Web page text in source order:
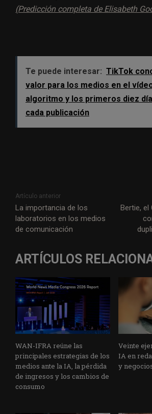
(Predicción completa de Elisabeth
Te puede interesar: TikTok
valor para los medios en el
algoritmo y los primeros diez
cada publicación
Artículo anterior
La importancia de los
laboratorios en los medios
de comunicación
Bertie, el
ARTÍCULOS
WAN-IFRA reúne las
principales estrategias de los
medios ante la IA, la pérdida
de ingresos y los cambios de
consumo
Veinte
IA en
y